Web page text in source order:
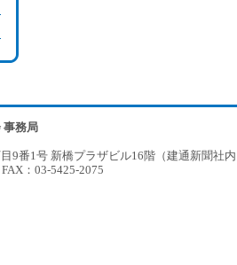
事務局
9番1号 新橋プラザビル16階（建通新聞社
：03-5425-2075